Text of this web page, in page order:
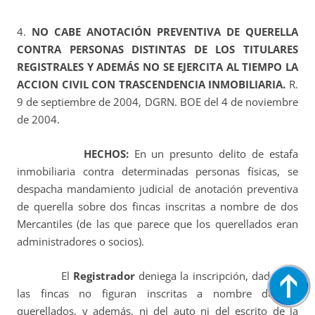
4. NO CABE ANOTACIÓN PREVENTIVA DE QUERELLA
CONTRA PERSONAS DISTINTAS DE LOS TITULARES
REGISTRALES Y ADEMÁS NO SE EJERCITA AL TIEMPO LA
ACCION CIVIL CON TRASCENDENCIA INMOBILIARIA. R.
9 de septiembre de 2004, DGRN. BOE del 4 de noviembre
de 2004.
HECHOS:En un presunto delito de estafa
inmobiliaria contra determinadas personas físicas, se
despacha mandamiento judicial de anotación preventiva
de querella sobre dos fincas inscritas a nombre de dos
Mercantiles (de las que parece que los querellados eran
administradores o socios).
El Registradordeniega la inscripción, dado que
las fincas no figuran inscritas a nombre de los
querellados, y además, ni del auto ni del escrito de la